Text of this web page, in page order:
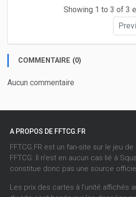
Showing 1 to 3 of 3
COMMENTAIRE (0)
Aucun commentaire
A PROPOS DE FFTCG.FR
FFTCG.FR est un fan-site sur le jeu
FFTCG. Il n'est en aucun cas lié à
constitue donc pas une source
Les prix des cartes à l'unité affichés